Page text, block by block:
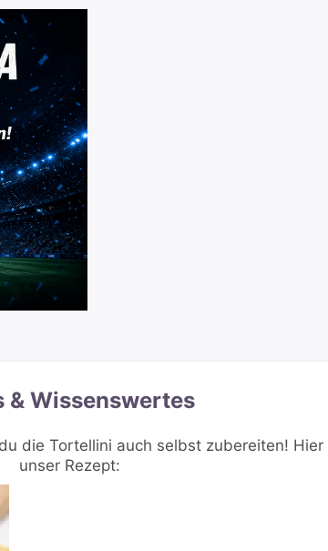
& Wissenswertes
die Tortellini auch selbst zubereiten!
unser Rezept: